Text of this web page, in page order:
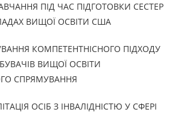
ПІД ЧАС ПІДГОТОВКИ СЕСТЕР
ВИЩОЇ ОСВІТИ США
КОМПЕТЕНТНІСНОГО ПІДХОДУ
ВИЩОЇ ОСВІТИ
СПРЯМУВАННЯ
ОСІБ З ІНВАЛІДНІСТЮ У СФЕРІ